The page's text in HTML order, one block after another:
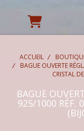
ACCUEIL
BAGUE OUVERTE
CRISTAL
BAGUE
925/1000 RÉF.